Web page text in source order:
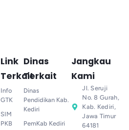
Link
Terkait
Info
GTK
SIM
PKB
Dinas
Terkait
Dinas
Pendidikan Kab.
Kediri
PemKab Kediri
Jangkau
Kami
Jl. Seruji
No. 8 Gurah,
Kab. Kediri,
Jawa Timur
64181